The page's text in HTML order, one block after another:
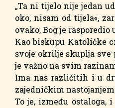
„Ta ni tijelo nije jedan
oko, nisam od tijela«,
ovako, Bog je rasporedio
Kao biskupu Katoličke
svoje okrilje skuplja
je važno na svim
Ima nas različitih i u
zajedničkim
To je, između ostaloga,